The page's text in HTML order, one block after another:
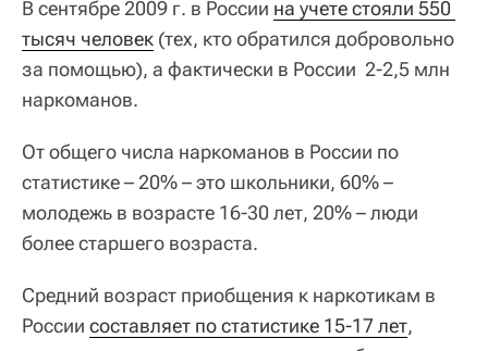
В сентябре 2009 г. в России на учете стояли 550
тысяч человек (тех, кто обратился добровольно
за помощью), а фактически в России 2-2,5 млн
наркоманов.
От общего числа наркоманов в России по
статистике – 20% – это школьники, 60% –
молодежь в возрасте 16-30 лет, 20% – люди
более старшего возраста.
Средний возраст приобщения к наркотикам в
России составляет по статистике 15-17 лет,